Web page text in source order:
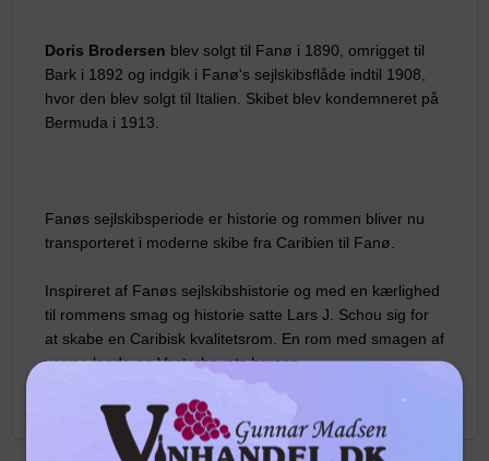
Doris Brodersen blev solgt til Fanø i 1890, omrigget til
Bark i 1892 og indgik i Fanø's sejlskibsflåde indtil 1908,
hvor den blev solgt til Italien. Skibet blev kondemneret på
Bermuda i 1913.
Fanøs sejlskibsperiode er historie og rommen bliver nu
transporteret i moderne skibe fra Caribien til Fanø.
Inspireret af Fanøs sejlskibshistorie og med en kærlighed
til rommens smag og historie satte Lars J. Schou sig for
at skabe en Caribisk kvalitetsrom. En rom med smagen af
varme lande og Vesterhavets brusen.